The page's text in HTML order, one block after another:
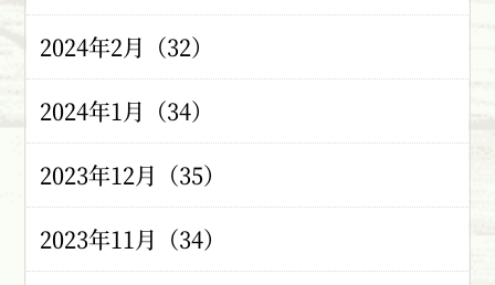
2024年2月（32）
2024年1月（34）
2023年12月（35）
2023年11月（34）